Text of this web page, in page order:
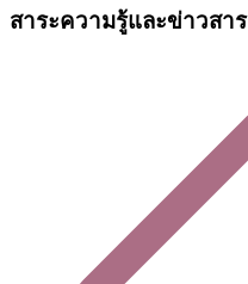
สาระความรู้และข่าวสาร